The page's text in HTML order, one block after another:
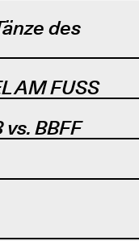
des
AM FUSS
vs. BBFF